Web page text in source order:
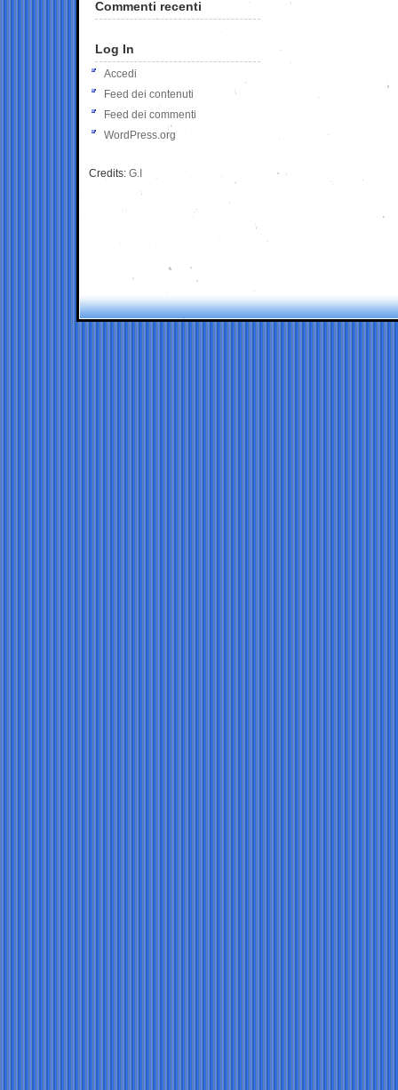
Commenti recenti
Log In
Accedi
Feed dei contenuti
Feed dei commenti
WordPress.org
Credits: G.I